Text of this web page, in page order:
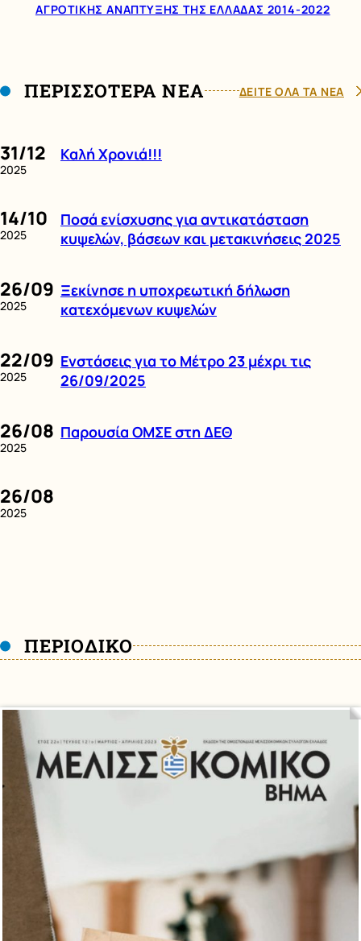
ΑΓΡΟΤΙΚΗΣ ΑΝΑΠΤΥΞΗΣ ΤΗΣ ΕΛΛΑΔΑΣ 2014-2022
ΠΕΡΙΣΣΟΤΕΡΑ ΝΕΑ ΔΕΙΤΕ ΟΛΑ ΤΑ ΝΕΑ
31/12
2025
Καλή Χρονιά!!!
14/10
2025
Ποσά ενίσχυσης για αντικατάσταση
κυψελών, βάσεων και μετακινήσεις 2025
26/09
2025
Ξεκίνησε η υποχρεωτική δήλωση
κατεχόμενων κυψελών
22/09
2025
Ενστάσεις για το Μέτρο 23 μέχρι τις
26/09/2025
26/08
2025
Παρουσία ΟΜΣΕ στη ΔΕΘ
26/08
2025
ΠΕΡΙΟΔΙΚΟ